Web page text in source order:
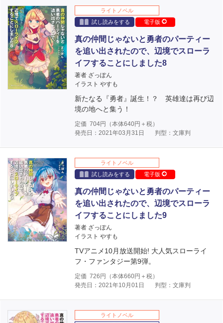
ライトノベル
試し読みをする
電子版
真の仲間じゃないと勇者のパーティー
を追い出されたので、辺境でスローラ
イフすることにしました8
著者 ざっぽん
イラスト やすも
新たなる『勇者』誕生！？ 英雄達は再び辺
境の地へと集う！
定価 704円（本体640円＋税）
発売日：2021年03月31日
判型：文庫判
ライトノベル
試し読みをする
電子版
真の仲間じゃないと勇者のパーティー
を追い出されたので、辺境でスローラ
イフすることにしました9
著者 ざっぽん
イラスト やすも
TVアニメ10月放送開始! 大人気スローライ
フ・ファンタジー第9弾。
定価 726 円（本体660円＋税）
発売日：2021年10月01日
判型：文庫判
ライトノベル